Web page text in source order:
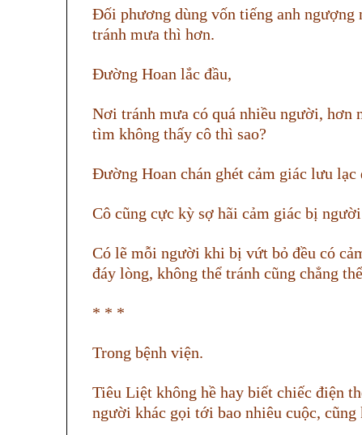
Đối phương dùng vốn tiếng anh ngượng
tránh mưa thì hơn.
Đường Hoan lắc đầu,
Nơi tránh mưa có quá nhiều người, hơn
tìm không thấy cô thì sao?
Đường Hoan chán ghét cảm giác lưu lạc
Cô cũng cực kỳ sợ hãi cảm giác bị
Có lẽ mỗi người khi bị vứt bỏ đều có
đáy lòng, không thể tránh cũng chẳng
* * *
Trong bệnh viện.
Tiêu Liệt không hề hay biết chiếc điện
người khác gọi tới bao nhiêu cuộc,